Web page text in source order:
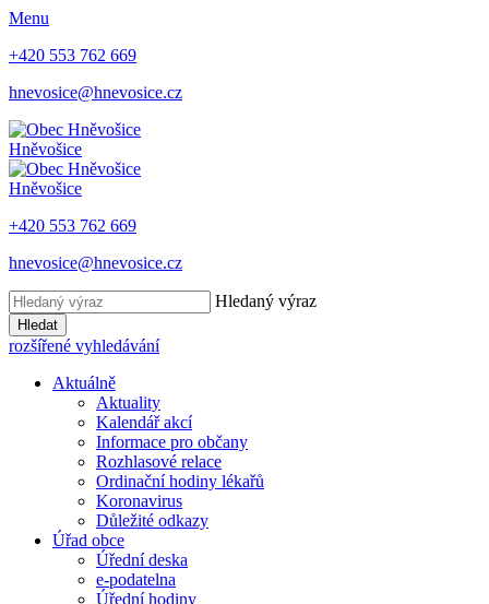
Menu
+420 553 762 669
hnevosice@hnevosice.cz
Hněvošice
Hněvošice
+420 553 762 669
hnevosice@hnevosice.cz
Hledaný výraz
Hledat
rozšířené vyhledávání
Aktuálně
Aktuality
Kalendář akcí
Informace pro občany
Rozhlasové relace
Ordinační hodiny lékařů
Koronavirus
Důležité odkazy
Úřad obce
Úřední deska
e-podatelna
Úřední hodiny